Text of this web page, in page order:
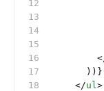
      ))}
    </
ul>